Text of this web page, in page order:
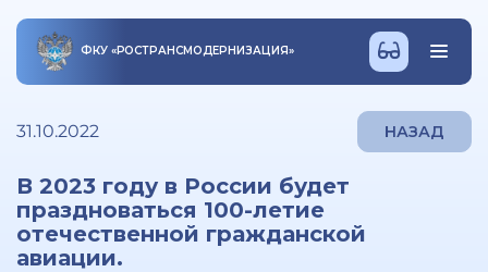
ФКУ «РОСТРАНСМОДЕРНИЗАЦИЯ»
31.10.2022 НАЗАД
В 2023 году в России будет
праздноваться 100-летие
отечественной гражданской
авиации.